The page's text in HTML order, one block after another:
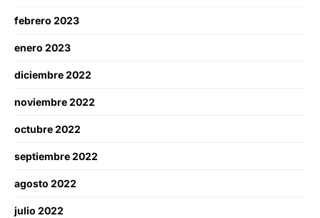
febrero 2023
enero 2023
diciembre 2022
noviembre 2022
octubre 2022
septiembre 2022
agosto 2022
julio 2022